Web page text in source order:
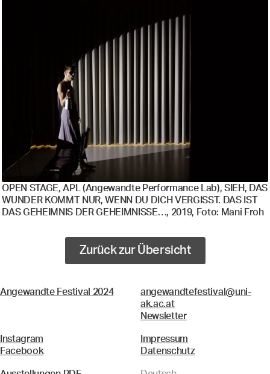
OPEN STAGE, APL (Angewandte Performance Lab), SIEH, DAS
WUNDER KOMMT NUR, WENN DU DICH VERGISST. DAS IST
DAS GEHEIMNIS DER GEHEIMNISSE…, 2019, Foto: Mani Froh
Zurück zur Übersicht
Angewandte Festival 2024
angewandtefestival@uni-
ak.ac.at
Newsletter
Instagram
Facebook
Impressum
Datenschutz